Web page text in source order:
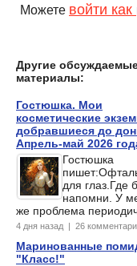
Можете войти как
Другие
материалы:
Гостюшка. Мои
косметические
добравшиеся до
Апрель-май 2026
Гостюшка
для глаз.Где
напомни. У
же проблема
4 дня назад | 26
Маринованные
"Класс!"